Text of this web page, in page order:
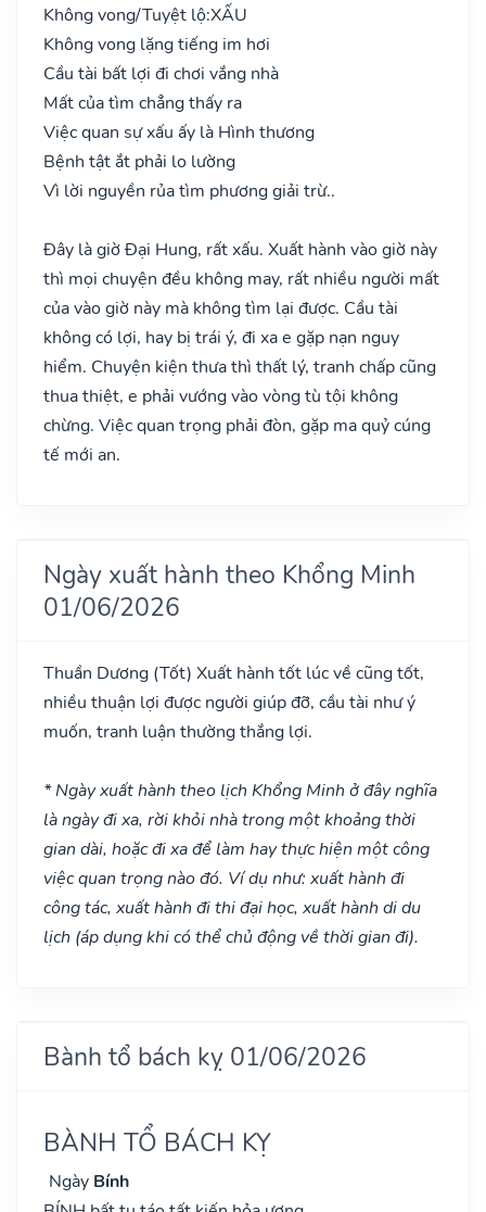
Không vong/Tuyệt lộ:XẤU
Không vong lặng tiếng im hơi
Cầu tài bất lợi đi chơi vắng nhà
Mất của tìm chẳng thấy ra
Việc quan sự xấu ấy là Hình thương
Bệnh tật ắt phải lo lường
Vì lời nguyền rủa tìm phương giải trừ..
Đây là giờ Đại Hung, rất xấu. Xuất hành vào giờ này
thì mọi chuyện đều không may, rất nhiều người mất
của vào giờ này mà không tìm lại được. Cầu tài
không có lợi, hay bị trái ý, đi xa e gặp nạn nguy
hiểm. Chuyện kiện thưa thì thất lý, tranh chấp cũng
thua thiệt, e phải vướng vào vòng tù tội không
chừng. Việc quan trọng phải đòn, gặp ma quỷ cúng
tế mới an.
Ngày xuất hành theo Khổng Minh
01/06/2026
Thuần Dương (Tốt) Xuất hành tốt lúc về cũng tốt,
nhiều thuận lợi được người giúp đỡ, cầu tài như ý
muốn, tranh luận thường thắng lợi.
* Ngày xuất hành theo lịch Khổng Minh ở đây nghĩa
là ngày đi xa, rời khỏi nhà trong một khoảng thời
gian dài, hoặc đi xa để làm hay thực hiện một công
việc quan trọng nào đó. Ví dụ như: xuất hành đi
công tác, xuất hành đi thi đại học, xuất hành di du
lịch (áp dụng khi có thể chủ động về thời gian đi).
Bành tổ bách kỵ 01/06/2026
BÀNH TỔ BÁCH KỴ
Ngày Bính